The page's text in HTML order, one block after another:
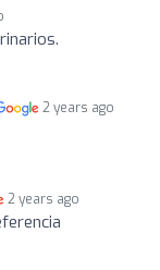
2 years ago
2 years ago